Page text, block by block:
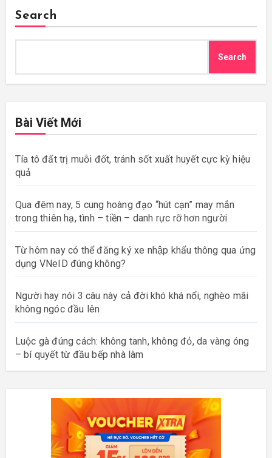
Search
Search
Bài Viết Mới
Tía tô đất trị muỗi đốt, tránh sốt xuất huyết cực kỳ hiệu
quả
Qua đêm nay, 5 cung hoàng đạo “hút cạn” may mắn
trong thiên hạ, tình – tiền – danh rực rỡ hơn người
Từ hôm nay có thể đăng ký xe nhập khẩu thông qua ứng
dụng VNeID đúng không?
Người hay nói 3 câu này cả đời khó khá nổi, nghèo mãi
không ngóc đầu lên
Luộc gà đúng cách: không tanh, không đỏ, da vàng óng
– bí quyết từ đầu bếp nhà làm